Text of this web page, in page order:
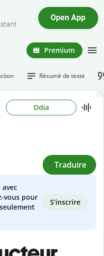
Open App
Premium
Résumé de texte
Odia
Traduire
avec
vous pour
S’inscrire